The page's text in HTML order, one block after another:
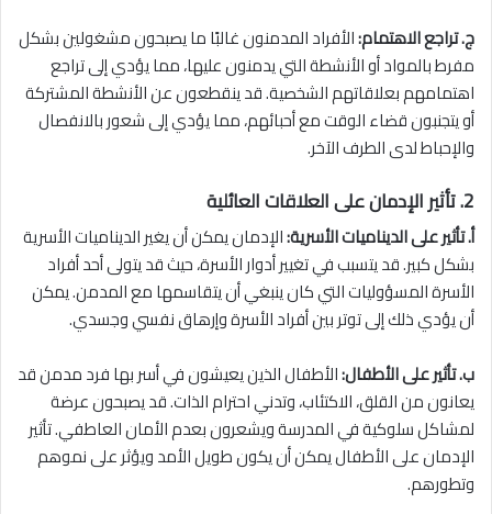
ج. تراجع الاهتمام:الأفراد المدمنون غالبًا ما يصبحون مشغولين بشكل
مفرط بالمواد أو الأنشطة التي يدمنون عليها، مما يؤدي إلى تراجع
اهتمامهم بعلاقاتهم الشخصية. قد ينقطعون عن الأنشطة المشتركة
أو يتجنبون قضاء الوقت مع أحبائهم، مما يؤدي إلى شعور بالانفصال
والإحباط لدى الطرف الآخر.
2. تأثير الإدمان على العلاقات العائلية
أ. تأثير على الديناميات الأسرية:الإدمان يمكن أن يغير الديناميات الأسرية
بشكل كبير. قد يتسبب في تغيير أدوار الأسرة، حيث قد يتولى أحد أفراد
الأسرة المسؤوليات التي كان ينبغي أن يتقاسمها مع المدمن. يمكن
أن يؤدي ذلك إلى توتر بين أفراد الأسرة وإرهاق نفسي وجسدي.
ب. تأثير على الأطفال:الأطفال الذين يعيشون في أسر بها فرد مدمن قد
يعانون من القلق، الاكتئاب، وتدني احترام الذات. قد يصبحون عرضة
لمشاكل سلوكية في المدرسة ويشعرون بعدم الأمان العاطفي. تأثير
الإدمان على الأطفال يمكن أن يكون طويل الأمد ويؤثر على نموهم
وتطورهم.